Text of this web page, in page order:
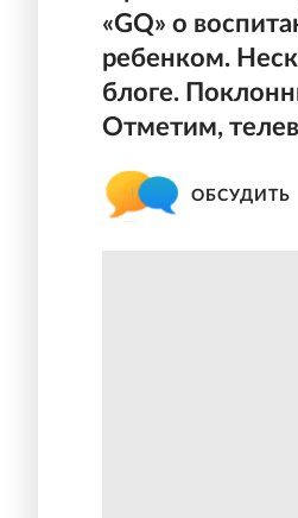
«GQ» о
ребенком.
блоге.
Отметим,
ОБСУДИТЬ